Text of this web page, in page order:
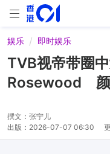
娱乐 即时娱乐
TVB视帝带圈
Rosewood 颜
撰文： 张宁儿
出版： 2026-07-07 06:30